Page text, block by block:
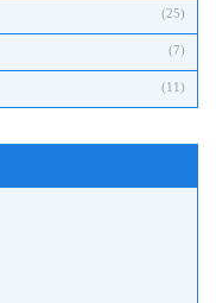
(25)
(7)
(11)